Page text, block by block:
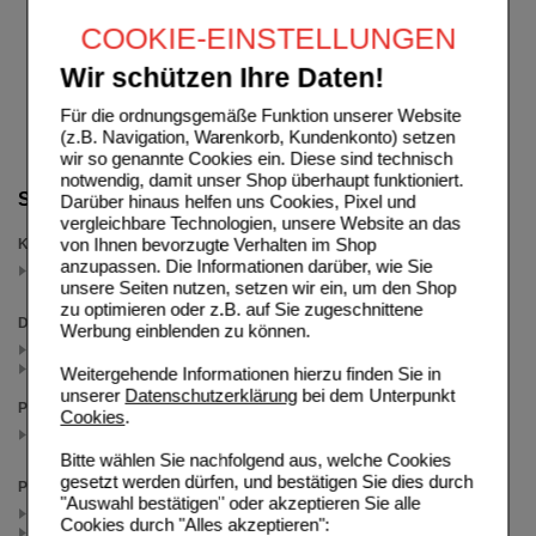
COOKIE-EINSTELLUNGEN
Wir schützen Ihre Daten!
Für die ordnungsgemäße Funktion unserer Website
(z.B. Navigation, Warenkorb, Kundenkonto) setzen
wir so genannte Cookies ein. Diese sind technisch
notwendig, damit unser Shop überhaupt funktioniert.
Darüber hinaus helfen uns Cookies, Pixel und
vergleichbare Technologien, unsere Website an das
von Ihnen bevorzugte Verhalten im Shop
anzupassen. Die Informationen darüber, wie Sie
unsere Seiten nutzen, setzen wir ein, um den Shop
zu optimieren oder z.B. auf Sie zugeschnittene
Werbung einblenden zu können.
Weitergehende Informationen hierzu finden Sie in
unserer Datenschutzerklärungbei dem Unterpunkt
Cookies.
Bitte wählen Sie nachfolgend aus, welche Cookies
gesetzt werden dürfen, und bestätigen Sie dies durch
"Auswahl bestätigen" oder akzeptieren Sie alle
Cookies durch "Alles akzeptieren":
Suche verfeinern
Kategorien
Heuschnupfen
(auswahl entfernen)
Darreichungsform
Tabletten (2)
Packungsgröße
Preis
< 7.50 (2)
>= 7.50 (2)